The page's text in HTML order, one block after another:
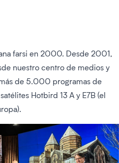
farsi en 2000. Desde 2001,
nuestro centro de medios y
de 5.000 programas de
Hotbird 13 A y E7B (el